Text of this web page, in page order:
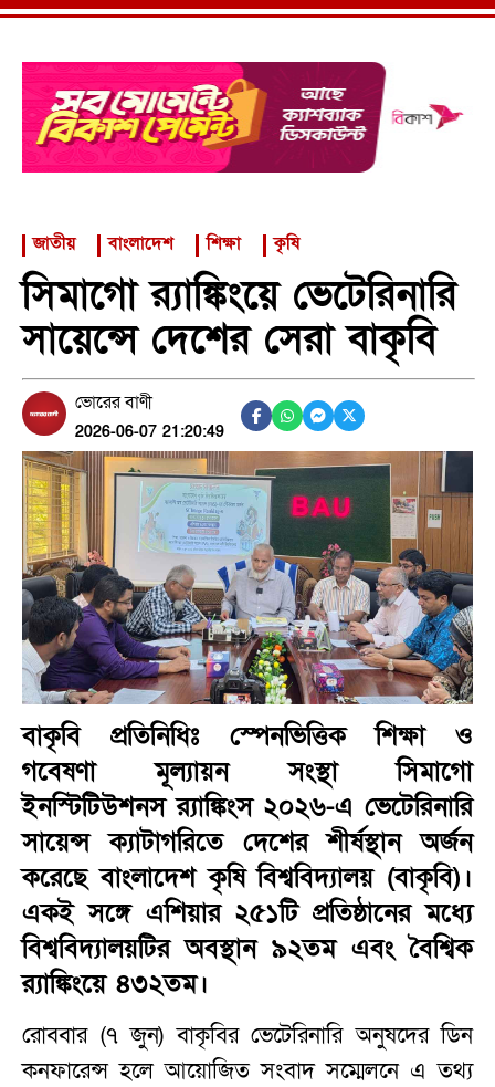
জাতীয় বাংলাদেশ শিক্ষা কৃষি
সিমাগো র‍্যাঙ্কিংয়ে ভেটেরিনারি
সায়েন্সে দেশের সেরা বাকৃবি
ভোরের বাণী
2026-06-07 21:20:49
বাকৃবি প্রতিনিধিঃ স্পেনভিত্তিক শিক্ষা ও
গবেষণা মূল্যায়ন সংস্থা সিমাগো
ইনস্টিটিউশনস র‍্যাঙ্কিংস ২০২৬-এ ভেটেরিনারি
সায়েন্স ক্যাটাগরিতে দেশের শীর্ষস্থান অর্জন
করেছে বাংলাদেশ কৃষি বিশ্ববিদ্যালয় (বাকৃবি)।
একই সঙ্গে এশিয়ার ২৫১টি প্রতিষ্ঠানের মধ্যে
বিশ্ববিদ্যালয়টির অবস্থান ৯২তম এবং বৈশ্বিক
র‍্যাঙ্কিংয়ে ৪৩২তম।
রোববার (৭ জুন) বাকৃবির ভেটেরিনারি অনুষদের ডিন
কনফারেন্স হলে আয়োজিত সংবাদ সম্মেলনে এ তথ্য